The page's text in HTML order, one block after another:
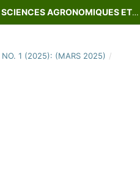
REVUE MAROCAINE DES SCIENCES AGRONOMIQUES ET VÉTÉRINAIRES
NO. 1 (2025): (MARS 2025) /